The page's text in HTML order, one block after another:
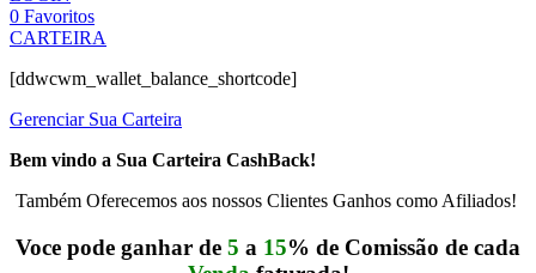
0 Favoritos
CARTEIRA
[ddwcwm_wallet_balance_shortcode]
Gerenciar Sua Carteira
Bem vindo a Sua Carteira CashBack!
Também Oferecemos aos nossos Clientes Ganhos como Afiliados!
Voce pode ganhar de 5 a 15% de Comissão de cada